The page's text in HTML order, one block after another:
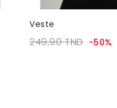
Veste
249,90 TND -50%